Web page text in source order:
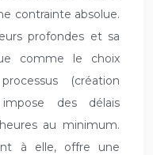
contrainte absolue.
profondes et sa
comme le choix
(création
impose des délais
au minimum.
à elle, offre une